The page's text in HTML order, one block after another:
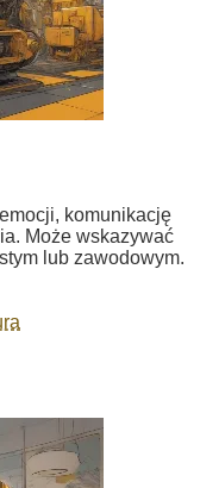
komunikację
Może wskazywać
lub zawodowym.